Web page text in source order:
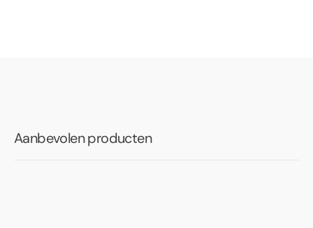
Aanbevolen producten